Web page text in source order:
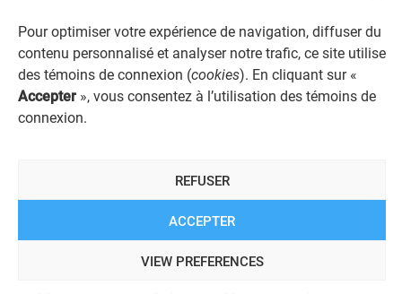
Pour optimiser votre expérience de navigation, diffuser du
contenu personnalisé et analyser notre trafic, ce site utilise
des témoins de connexion (cookies). En cliquant sur «
Accepter », vous consentez à l’utilisation des témoins de
connexion.
ACCEPTER
REFUSER
VIEW PREFERENCES
AVIS JURIDIQUE GÉNÉRAL
AVIS À L'USAGER
REGISTRE DES CONFLITS D'INTÉRÊTS
© 2026 Société de services financiers Fonds FMOQ inc.